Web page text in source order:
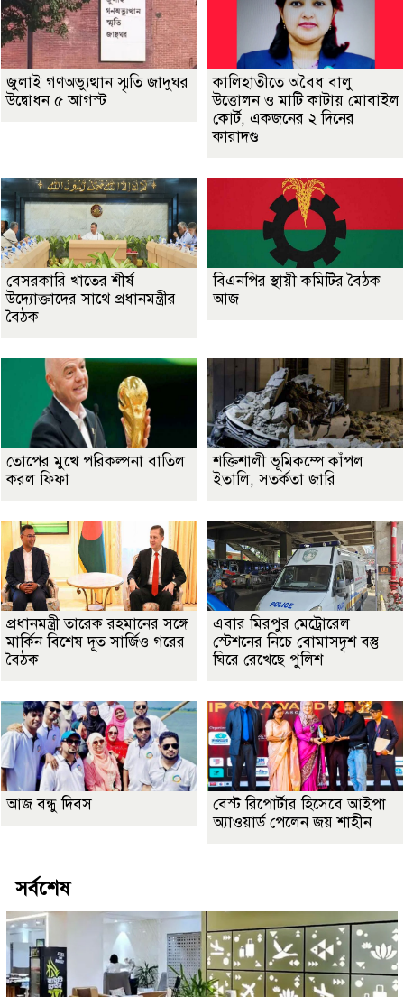
জুলাই গণঅভ্যুত্থান স্মৃতি জাদুঘর
উদ্বোধন ৫ আগস্ট
কালিহাতীতে অবৈধ বালু
উত্তোলন ও মাটি কাটায় মোবাইল
কোর্ট, একজনের ২ দিনের
কারাদণ্ড
বেসরকারি খাতের শীর্ষ
উদ্যোক্তাদের সাথে প্রধানমন্ত্রীর
বৈঠক
বিএনপির স্থায়ী কমিটির বৈঠক
আজ
তোপের মুখে পরিকল্পনা বাতিল
করল ফিফা
শক্তিশালী ভূমিকম্পে কাঁপল
ইতালি, সতর্কতা জারি
প্রধানমন্ত্রী তারেক রহমানের সঙ্গে
মার্কিন বিশেষ দূত সার্জিও গরের
বৈঠক
এবার মিরপুর মেট্রোরেল
স্টেশনের নিচে বোমাসদৃশ বস্তু
ঘিরে রেখেছে পুলিশ
আজ বন্ধু দিবস
বেস্ট রিপোর্টার হিসেবে আইপা
অ্যাওয়ার্ড পেলেন জয় শাহীন
সর্বশেষ